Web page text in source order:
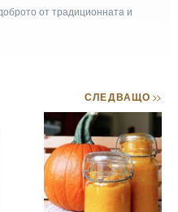
от традиционната и
СЛЕДВАЩО>>